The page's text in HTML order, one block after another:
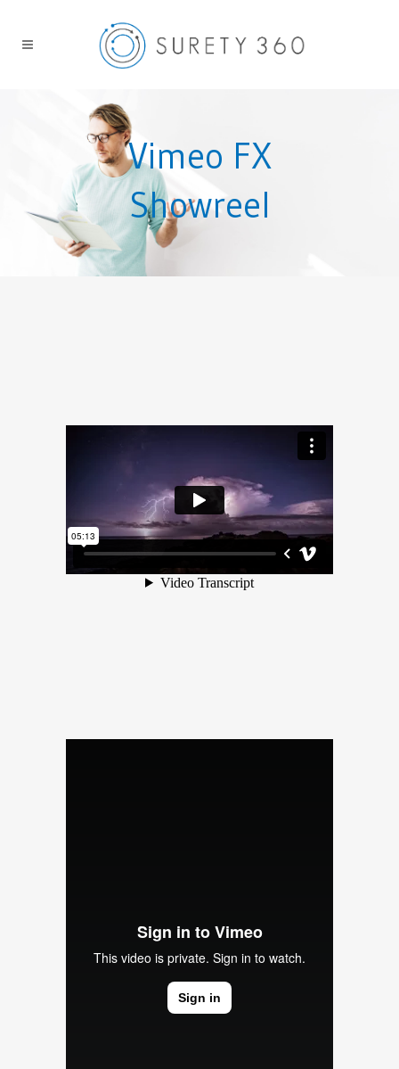
Vimeo FX
Showreel